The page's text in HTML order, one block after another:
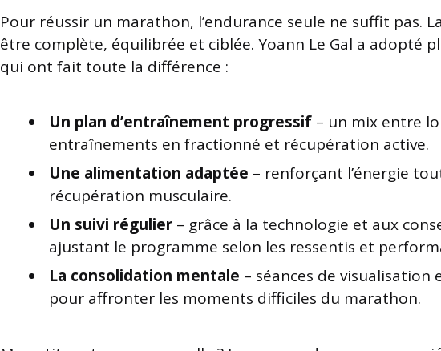
Pour réussir un marathon, l’endurance seule ne suffit pas.
être complète, équilibrée et ciblée. Yoann Le Gal a adopté
qui ont fait toute la différence :
Un plan d’entraînement progressif – un mix entre
entraînements en fractionné et récupération active.
Une alimentation adaptée – renforçant l’énergie
récupération musculaire.
Un suivi régulier – grâce à la technologie et aux
ajustant le programme selon les ressentis et
La consolidation mentale – séances de
pour affronter les moments difficiles du marathon.